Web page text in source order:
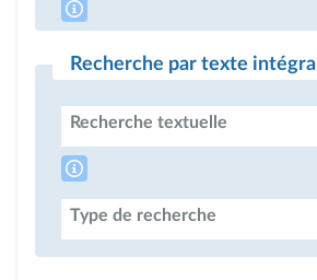
Recherche par texte intégral
Recherche textuelle
Type de recherche